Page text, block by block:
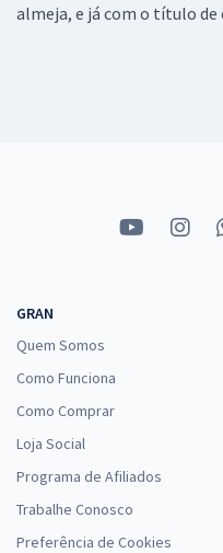
almeja, e já com o título de
GRAN
Quem Somos
Como Funciona
Como Comprar
Loja Social
Programa de Afiliados
Trabalhe Conosco
Preferência de Cookies